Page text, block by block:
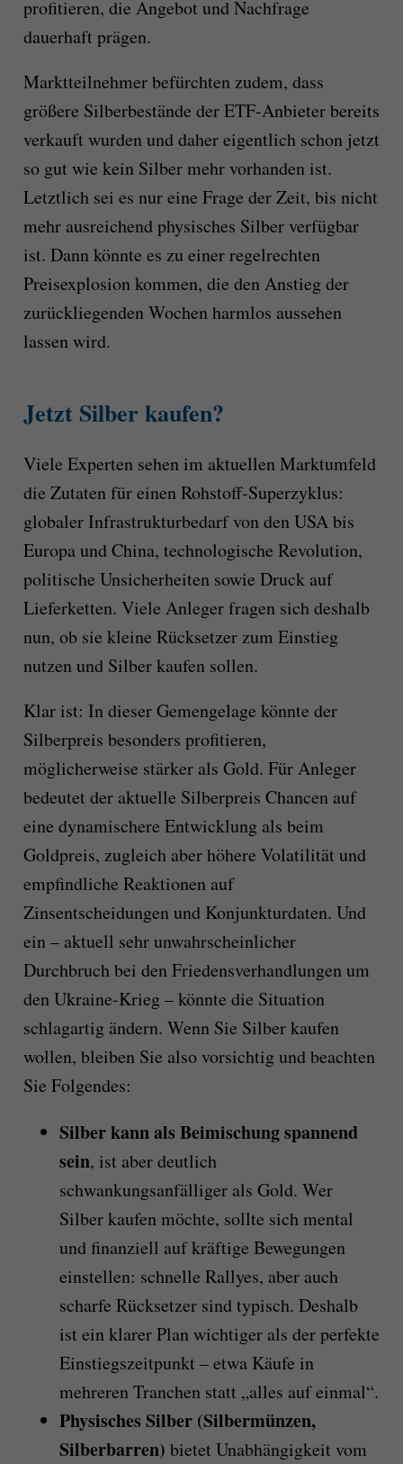
profitieren, die Angebot und Nachfrage
dauerhaft prägen.
Marktteilnehmer befürchten zudem, dass
größere Silberbestände der ETF-Anbieter bereits
verkauft wurden und daher eigentlich schon jetzt
so gut wie kein Silber mehr vorhanden ist.
Letztlich sei es nur eine Frage der Zeit, bis nicht
mehr ausreichend physisches Silber verfügbar
ist. Dann könnte es zu einer regelrechten
Preisexplosion kommen, die den Anstieg der
zurückliegenden Wochen harmlos aussehen
lassen wird.
Jetzt Silber kaufen?
Viele Experten sehen im aktuellen Marktumfeld
die Zutaten für einen Rohstoff-Superzyklus:
globaler Infrastrukturbedarf von den USA bis
Europa und China, technologische Revolution,
politische Unsicherheiten sowie Druck auf
Lieferketten. Viele Anleger fragen sich deshalb
nun, ob sie kleine Rücksetzer zum Einstieg
nutzen und Silber kaufen sollen.
Klar ist: In dieser Gemengelage könnte der
Silberpreis besonders profitieren,
möglicherweise stärker als Gold. Für Anleger
bedeutet der aktuelle Silberpreis Chancen auf
eine dynamischere Entwicklung als beim
Goldpreis, zugleich aber höhere Volatilität und
empfindliche Reaktionen auf
Zinsentscheidungen und Konjunkturdaten. Und
ein – aktuell sehr unwahrscheinlicher
Durchbruch bei den Friedensverhandlungen um
den Ukraine-Krieg – könnte die Situation
schlagartig ändern. Wenn Sie Silber kaufen
wollen, bleiben Sie also vorsichtig und beachten
Sie Folgendes:
Silber kann als Beimischung spannend
sein, ist aber deutlich
schwankungsanfälliger als Gold. Wer
Silber kaufen möchte, sollte sich mental
und finanziell auf kräftige Bewegungen
einstellen: schnelle Rallyes, aber auch
scharfe Rücksetzer sind typisch. Deshalb
ist ein klarer Plan wichtiger als der perfekte
Einstiegszeitpunkt – etwa Käufe in
mehreren Tranchen statt „alles auf einmal“.
Physisches Silber (Silbermünzen,
Silberbarren) bietet Unabhängigkeit vom